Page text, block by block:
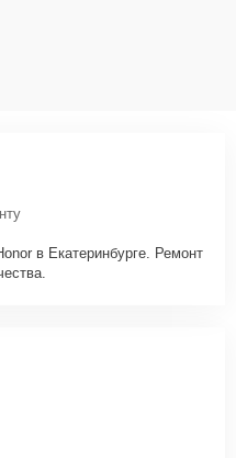
в Екатеринбурге. Ремонт